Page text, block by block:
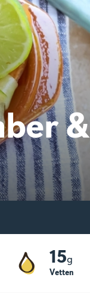
&
15g
Vetten